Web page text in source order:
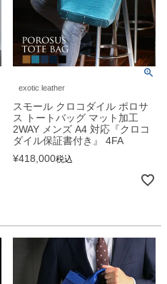
exotic leather
スモール クロコダイル ポロサ
ス トートバッグ マット加工
2WAY メンズ A4 対応『クロコ
ダイル保証書付き』 4FA
¥418,000税込